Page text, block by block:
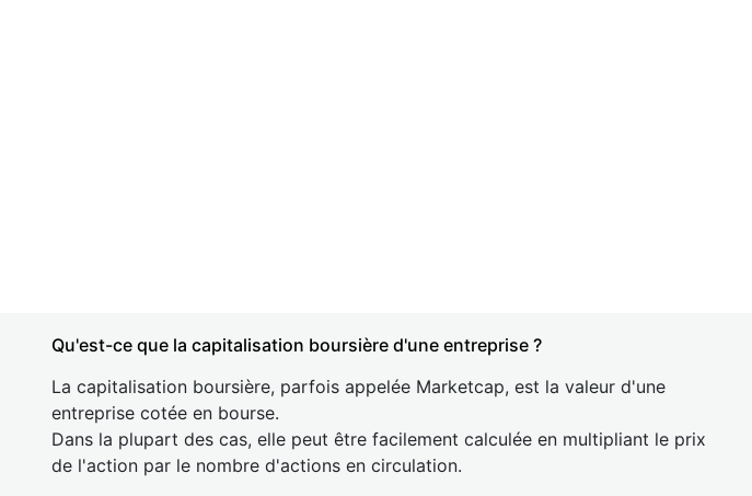
Qu'est-ce que la capitalisation boursière d'une entreprise ?
La capitalisation boursière, parfois appelée Marketcap, est la valeur d'une
entreprise cotée en bourse.
Dans la plupart des cas, elle peut être facilement calculée en multipliant le prix
de l'action par le nombre d'actions en circulation.